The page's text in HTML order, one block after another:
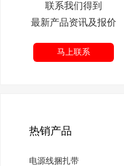
联系我们得到
最新产品资讯及报价
马上联系
热销产品
电源线捆扎带